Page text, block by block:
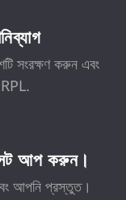
সংরক্ষণ করুন এবং
আপ করুন।
আপনি প্রস্তুত।